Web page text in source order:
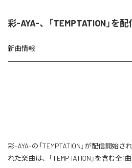
彩-AYA-、「TEMPTATION」を
新曲情報
彩-AYA-の「TEMPTATION」が配信開始
れた楽曲は、「TEMPTATION」を含む全1